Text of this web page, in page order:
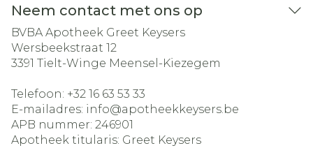
Neem contact met ons op
BVBA Apotheek Greet Keysers
Wersbeekstraat 12
3391 Tielt-Winge Meensel-Kiezegem
Telefoon: +32 16 63 53 33
E-mailadres: info@apotheekkeysers.be
APB nummer: 246901
Apotheek titularis: Greet Keysers